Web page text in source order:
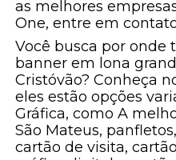
as melhores
One, entre em
Você busca por onde
banner em lona
Cristóvão? Conheça
eles estão opções
Gráfica, como A
São Mateus,
cartão de visita,